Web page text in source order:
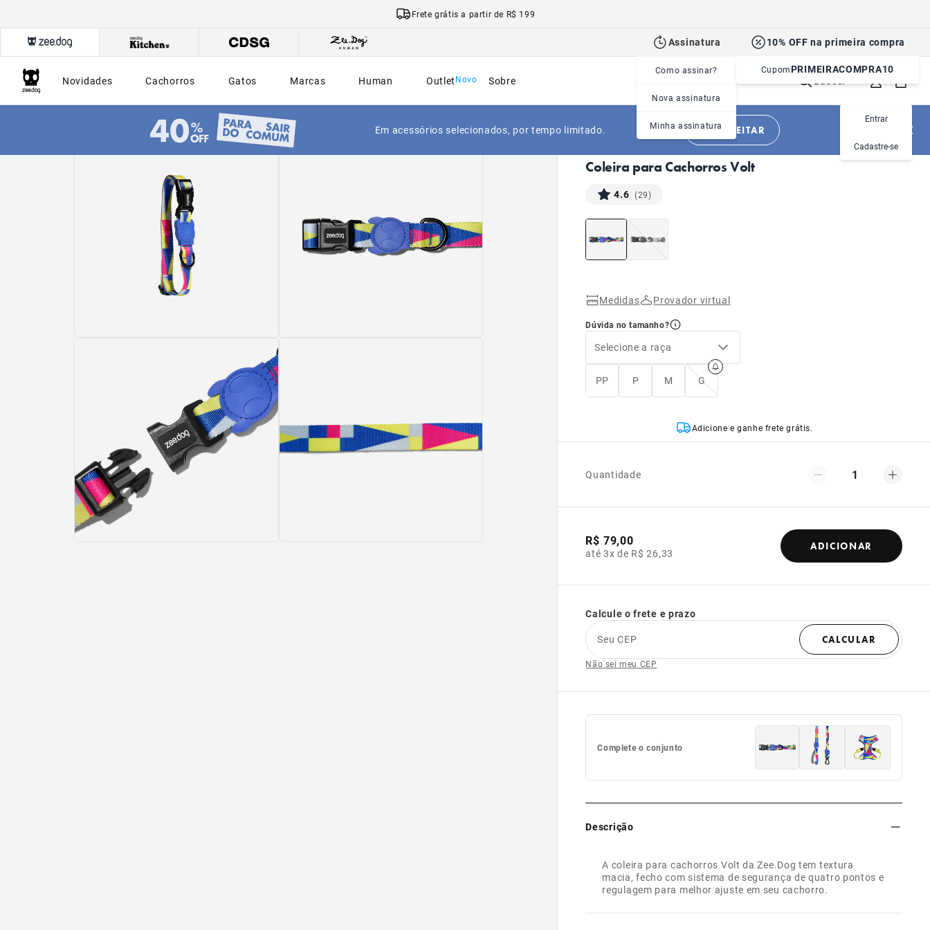
Frete grátis a partir de R$ 199
Assinatura
Como assinar?
Nova assinatura
Minha assinatura
10% OFF na primeira compra
CupomPRIMEIRACOMPRA10
Novidades
Cachorros Gatos Marcas Human Outlet Sobre
Entrar
Cadastre-se
Em acessórios selecionados, por tempo limitado. APROVEITAR
Cachorros|Acessórios|Coleiras
Coleira para Cachorros Volt
4.6 (29)
Medidas Provador virtual
Dúvida no tamanho?
Selecione a raça
PP P M G
Adicione e ganhe frete grátis.
Quantidade 1
R$ 79,00
até 3x de R$ 26,33
ADICIONAR
Calcule o frete e prazo
Seu CEP
CALCULAR
Não sei meu CEP
Complete o conjunto
Descrição
A coleira para cachorros Volt da Zee.Dog tem textura
macia, fecho com sistema de segurança de quatro pontos e
regulagem para melhor ajuste em seu cachorro.